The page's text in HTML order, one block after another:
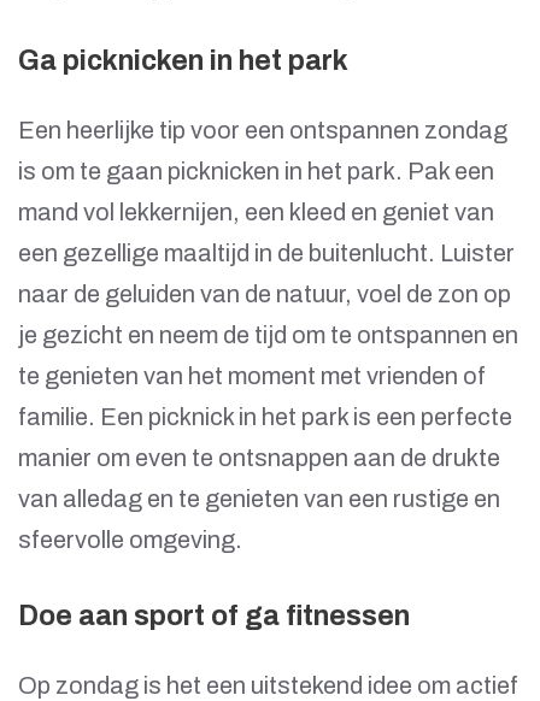
Ga picknicken in het park
Een heerlijke tip voor een ontspannen zondag
is om te gaan picknicken in het park. Pak een
mand vol lekkernijen, een kleed en geniet van
een gezellige maaltijd in de buitenlucht. Luister
naar de geluiden van de natuur, voel de zon op
je gezicht en neem de tijd om te ontspannen en
te genieten van het moment met vrienden of
familie. Een picknick in het park is een perfecte
manier om even te ontsnappen aan de drukte
van alledag en te genieten van een rustige en
sfeervolle omgeving.
Doe aan sport of ga fitnessen
Op zondag is het een uitstekend idee om actief